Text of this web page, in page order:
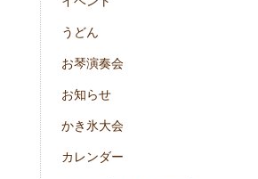
うどん
お琴演奏会
お知らせ
かき氷大会
カレンダー